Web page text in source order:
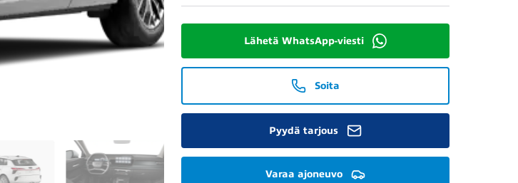
Lähetä WhatsApp-viesti
Soita
Pyydä tarjous
Varaa ajoneuvo